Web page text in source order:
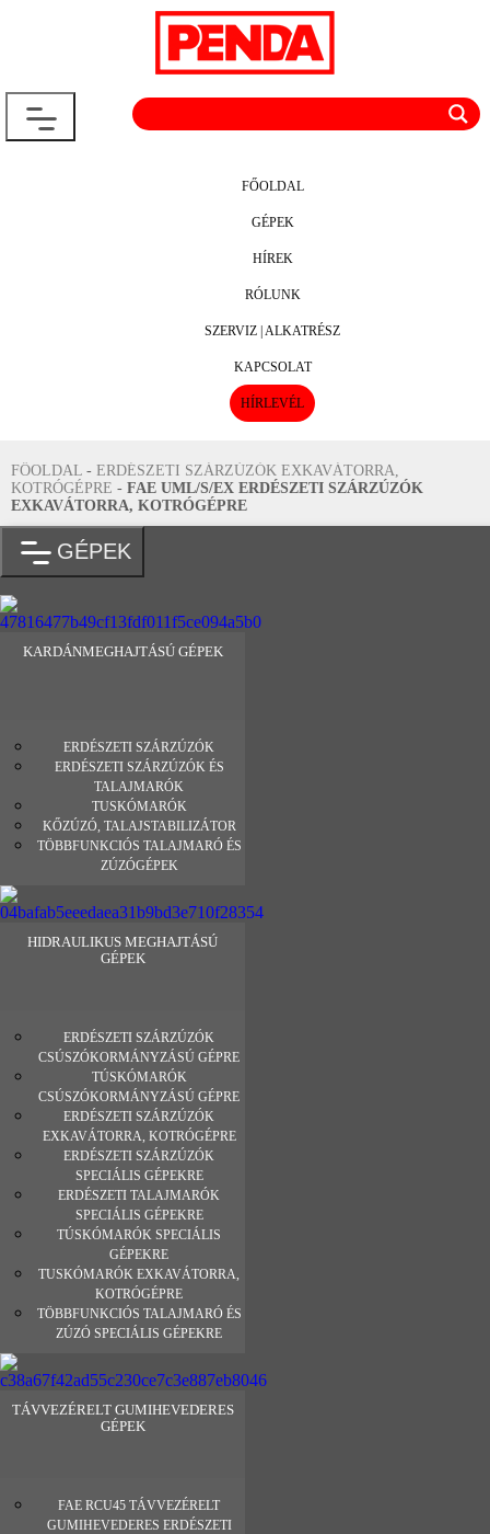
FŐOLDAL
GÉPEK
HÍREK
RÓLUNK
SZERVIZ | ALKATRÉSZ
KAPCSOLAT
HÍRLEVÉL
FŐOLDAL - ERDÉSZETI SZÁRZÚZÓK EXKAVÁTORRA,
KOTRÓGÉPRE - FAE UML/S/EX ERDÉSZETI SZÁRZÚZÓK
EXKAVÁTORRA, KOTRÓGÉPRE
GÉPEK
KARDÁNMEGHAJTÁSÚ GÉPEK
ERDÉSZETI SZÁRZÚZÓK
ERDÉSZETI SZÁRZÚZÓK ÉS
TALAJMARÓK
TUSKÓMARÓK
KŐZÚZÓ, TALAJSTABILIZÁTOR
TÖBBFUNKCIÓS TALAJMARÓ ÉS
ZÚZÓGÉPEK
HIDRAULIKUS MEGHAJTÁSÚ
GÉPEK
ERDÉSZETI SZÁRZÚZÓK
CSÚSZÓKORMÁNYZÁSÚ GÉPRE
TÚSKÓMARÓK
CSÚSZÓKORMÁNYZÁSÚ GÉPRE
ERDÉSZETI SZÁRZÚZÓK
EXKAVÁTORRA, KOTRÓGÉPRE
ERDÉSZETI SZÁRZÚZÓK
SPECIÁLIS GÉPEKRE
ERDÉSZETI TALAJMARÓK
SPECIÁLIS GÉPEKRE
TÚSKÓMARÓK SPECIÁLIS
GÉPEKRE
TUSKÓMARÓK EXKAVÁTORRA,
KOTRÓGÉPRE
TÖBBFUNKCIÓS TALAJMARÓ ÉS
ZÚZÓ SPECIÁLIS GÉPEKRE
TÁVVEZÉRELT GUMIHEVEDERES
GÉPEK
FAE RCU45 TÁVVEZÉRELT
GUMIHEVEDERES ERDÉSZETI